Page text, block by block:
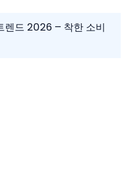
렌드 2026 – 착한 소비